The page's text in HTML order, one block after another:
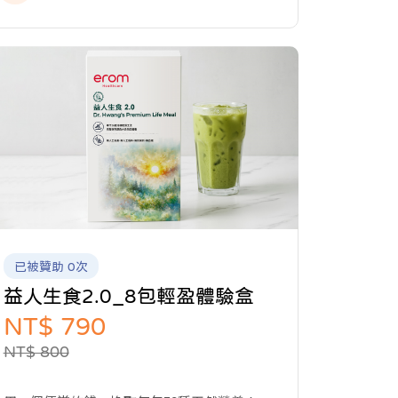
已被贊助 0次
益人生食2.0_8包輕盈體驗盒
NT$ 790
NT$ 800